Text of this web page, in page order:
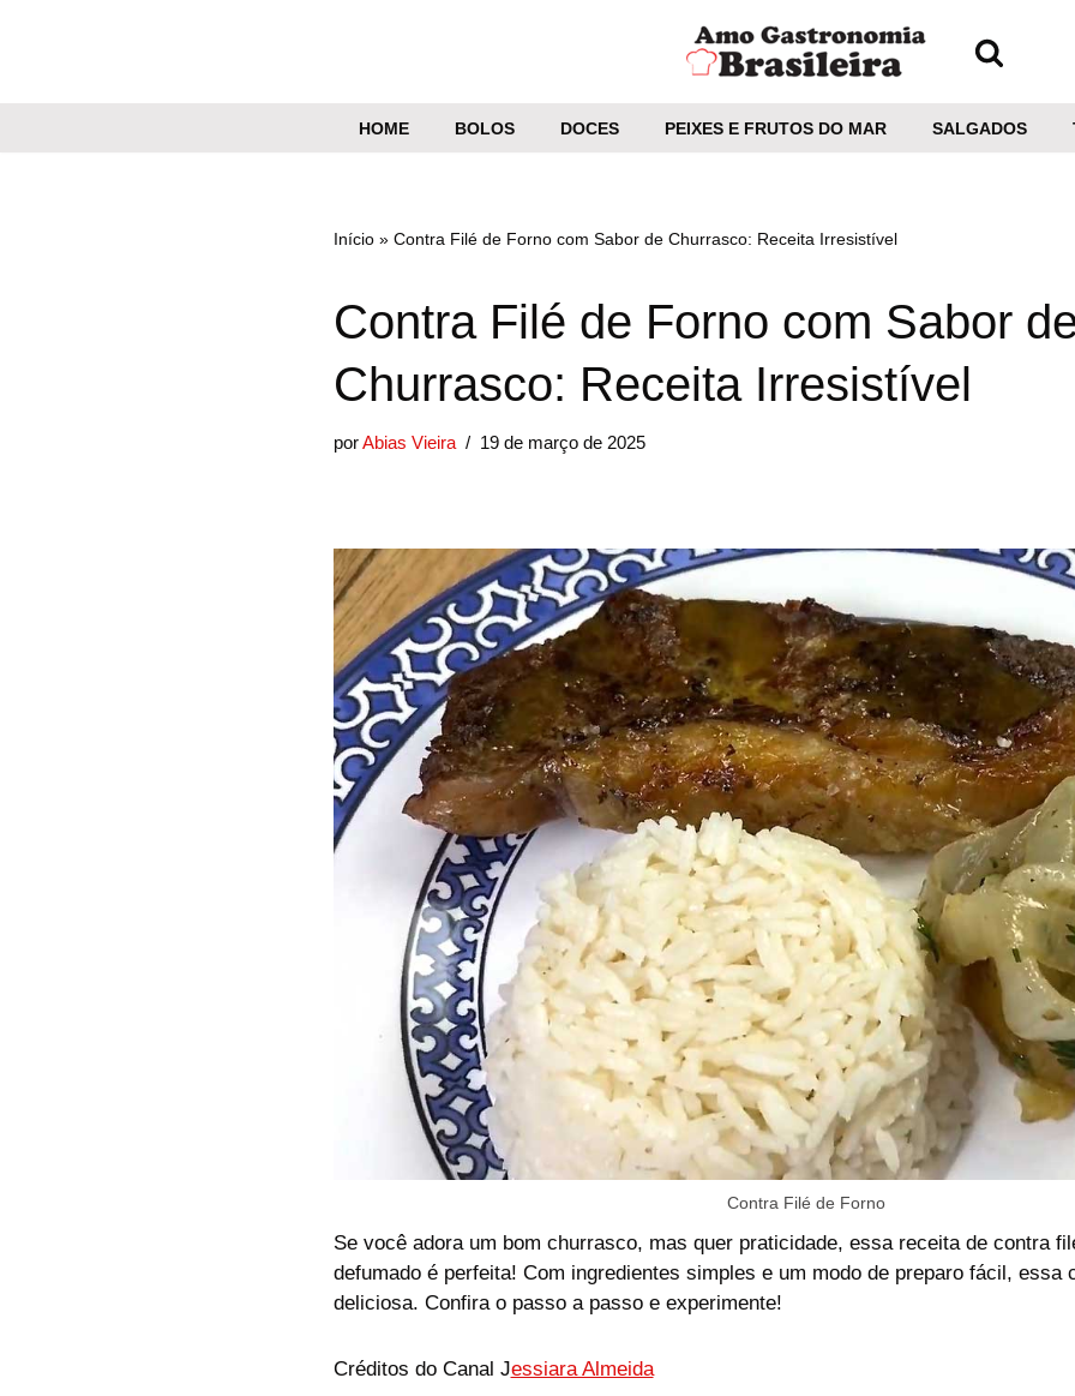
HOME BOLOS DOCES PEIXES E FRUTOS DO MAR SALGADOS
Início» Contra Filé de Forno com Sabor de Churrasco: Receita Irresistível
Contra Filé de Forno com Sabor
Churrasco: Receita Irresistível
porAbias Vieira 19 de março de 2025
Contra Filé de Forno
Se você adora um bom churrasco, mas quer praticidade, essa receita de contra
defumado é perfeita! Com ingredientes simples e um modo de preparo fácil, essa
deliciosa. Confira o passo a passo e experimente!
Créditos do Canal Jessiara Almeida